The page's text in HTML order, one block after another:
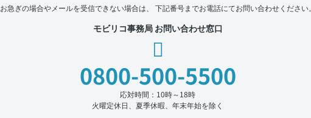
お急ぎの場合やメールを受信できない場合は、 下記番号までお電話にてお問い合わせください。
モビリコ事務局 お問い合わせ窓口
0800-500-5500
応対時間：10時～18時
火曜定休日、夏季休暇、年末年始を除く